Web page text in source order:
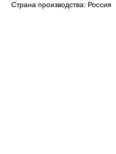
Страна производства: Россия